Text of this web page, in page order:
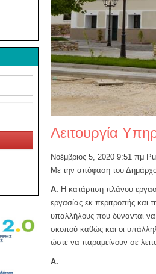
Username
Password
Λειτουργία
Νοέμβριος 5, 2020 9:51 πμ
Με την απόφαση του
Α. Η κατάρτιση πλάνου
εργασίας εκ περιτροπής και
υπαλλήλους που δύνανται να
σκοπού καθώς και οι
ώστε να παραμείνουν σε
A.